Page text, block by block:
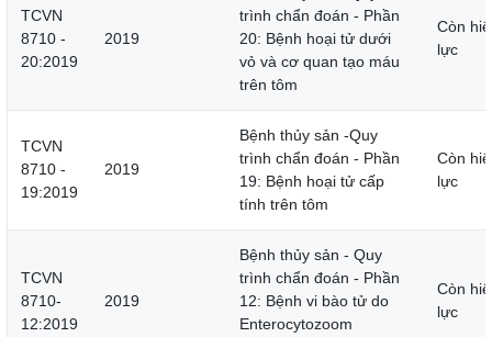
TCVN
8710 -
20:2019
2019
trình chẩn đoán - Phần
20: Bệnh hoại tử dưới
vỏ và cơ quan tạo máu
trên tôm
Còn
lực
TCVN
8710 -
19:2019
2019
Bệnh thủy sản -Quy
trình chẩn đoán - Phần
19: Bệnh hoại tử cấp
tính trên tôm
Còn
lực
TCVN
8710-
12:2019
2019
Bệnh thủy sản - Quy
trình chẩn đoán - Phần
12: Bệnh vi bào tử do
Enterocytozoom
Còn
lực